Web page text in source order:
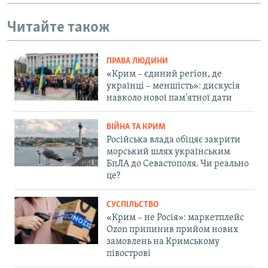
Читайте також
ПРАВА ЛЮДИНИ
«Крим – єдиний регіон, де
українці – меншість»: дискусія
навколо нової пам'ятної дати
ВІЙНА ТА КРИМ
Російська влада обіцяє закрити
морський шлях українським
БпЛА до Севастополя. Чи реально
це?
СУСПІЛЬСТВО
«Крим – не Росія»: маркетплейс
Ozon припинив прийом нових
замовлень на Кримському
півострові